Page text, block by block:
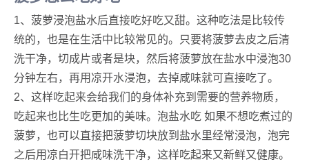
1、菠萝浸泡盐水后直接吃好吃又甜。这种吃法是比较传
统的，也是在生活中比较常见的。只要将菠萝去皮之后清
洗干净，切成片或者是块，然后将菠萝放在盐水中浸泡30
分钟左右，再用凉开水浸泡，去掉咸味就可直接吃了。
2、这样吃起来会给我们的身体补充到需要的营养物质，
吃起来也比生吃更加的美味。泡盐水吃 如果不想吃煮过的
菠萝，也可以直接把菠萝切块放到盐水里经常浸泡，泡完
之后用凉白开把咸味洗干净，这样吃起来又新鲜又健康。